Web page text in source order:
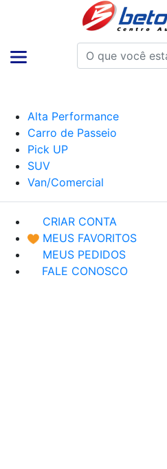
Alta Performance
Carro de Passeio
Pick UP
SUV
Van/Comercial
CRIAR CONTA
MEUS FAVORITOS
MEUS PEDIDOS
FALE CONOSCO